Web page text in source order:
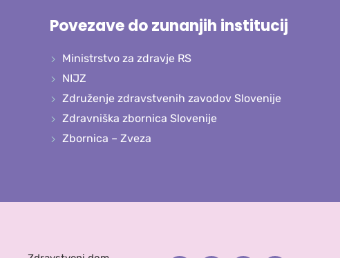
Povezave do zunanjih institucij
Ministrstvo za zdravje RS
NIJZ
Združenje zdravstvenih zavodov Slovenije
Zdravniška zbornica Slovenije
Zbornica – Zveza